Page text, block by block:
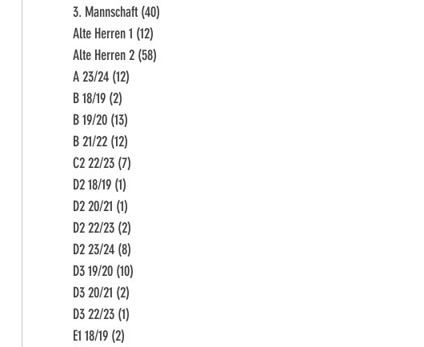
3. Mannschaft (40)
Alte Herren 1 (12)
Alte Herren 2 (58)
A 23/24 (12)
B 18/19 (2)
B 19/20 (13)
B 21/22 (12)
C2 22/23 (7)
D2 18/19 (1)
D2 20/21 (1)
D2 22/23 (2)
D2 23/24 (8)
D3 19/20 (10)
D3 20/21 (2)
D3 22/23 (1)
E1 18/19 (2)